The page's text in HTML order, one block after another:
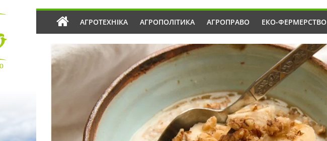
АГРОТЕХНІКА АГРОПОЛІТИКА АГРОПРАВО ЕКО-ФЕРМЕРСТВО